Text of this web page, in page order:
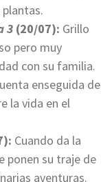
3 (20/07): Grillo
pero muy
con su familia.
enseguida de
la vida en el
Cuando da la
ponen su traje de
aventuras.